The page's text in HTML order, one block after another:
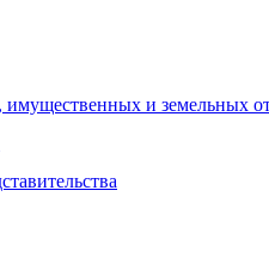
имущественных и земельных